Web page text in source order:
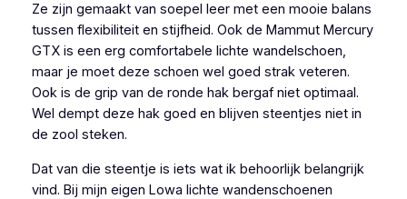
Ze zijn gemaakt van soepel leer met een mooie balans
tussen flexibiliteit en stijfheid. Ook de Mammut Mercury
GTX is een erg comfortabele lichte wandelschoen,
maar je moet deze schoen wel goed strak veteren.
Ook is de grip van de ronde hak bergaf niet optimaal.
Wel dempt deze hak goed en blijven steentjes niet in
de zool steken.
Dat van die steentje is iets wat ik behoorlijk belangrijk
vind. Bij mijn eigen Lowa lichte wandenschoenen